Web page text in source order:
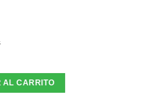
AL CARRITO